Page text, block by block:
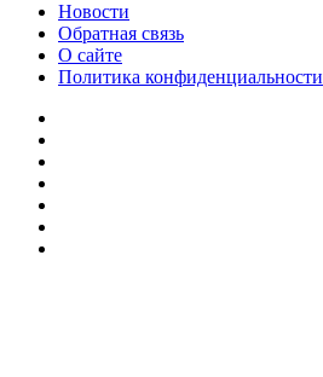
Новости
Обратная связь
О сайте
Политика конфиденциальности